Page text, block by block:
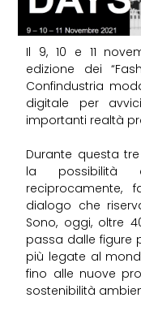
Il 9, 10 e 11
edizione dei
Confindustria
digitale per
importanti realtà
Durante questa
la possibilità
reciprocamente,
dialogo che
Sono, oggi, oltre
passa dalle figure
più legate al
fino alle nuove
sostenibilità